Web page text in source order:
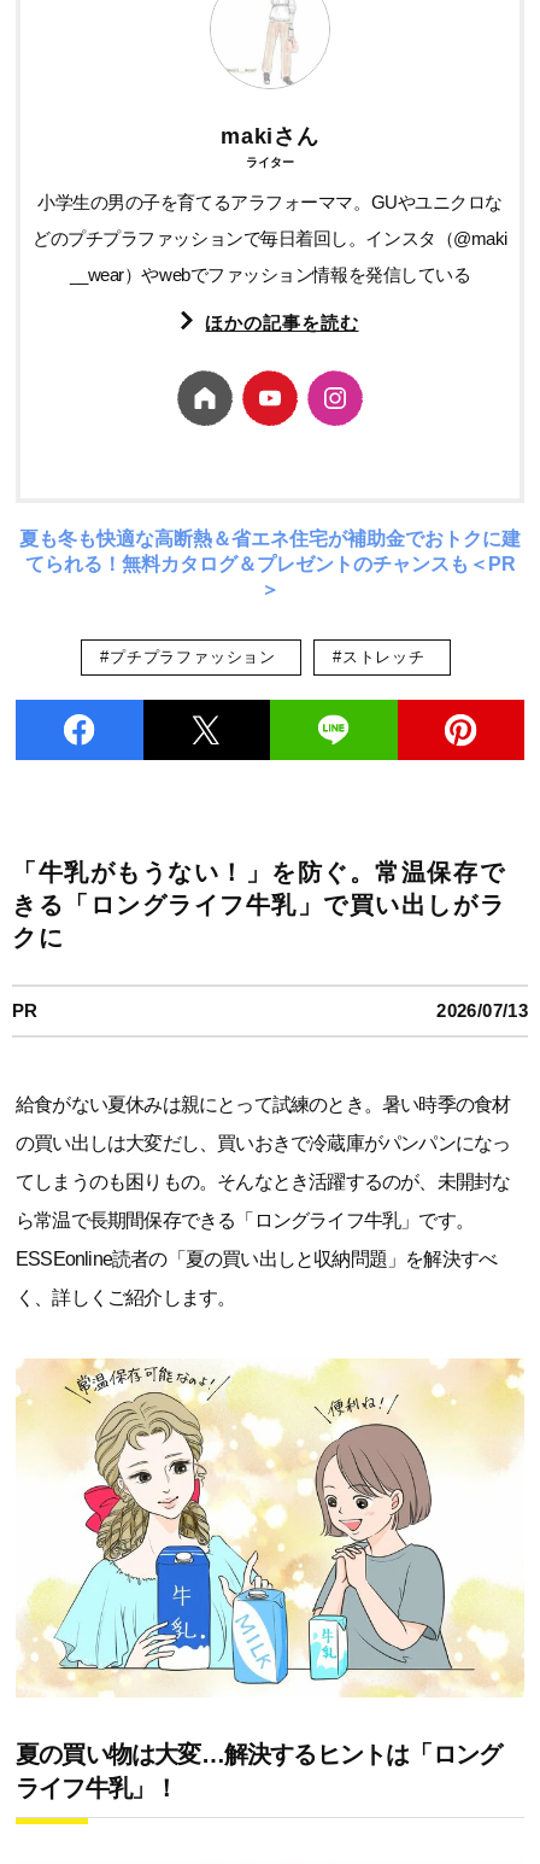
makiさん
ライター
小学生の男の子を育てるアラフォーママ。GUやユニクロな
どのプチプラファッションで毎日着回し。インスタ（@maki
__wear）やwebでファッション情報を発信している
ほかの記事を読む
夏も冬も快適な高断熱＆省エネ住宅が補助金でおトクに建
てられる！無料カタログ＆プレゼントのチャンスも＜PR
＞
#プチプラファッション #ストレッチ
「牛乳がもうない！」を防ぐ。常温保存で
きる「ロングライフ牛乳」で買い出しがラ
クに
PR 2026/07/13
給食がない夏休みは親にとって試練のとき。暑い時季の食材
の買い出しは大変だし、買いおきで冷蔵庫がパンパンになっ
てしまうのも困りもの。そんなとき活躍するのが、未開封な
ら常温で長期間保存できる「ロングライフ牛乳」です。
ESSEonline読者の「夏の買い出しと収納問題」を解決すべ
く、詳しくご紹介します。
夏の買い物は大変…解決するヒントは「ロング
ライフ牛乳」！